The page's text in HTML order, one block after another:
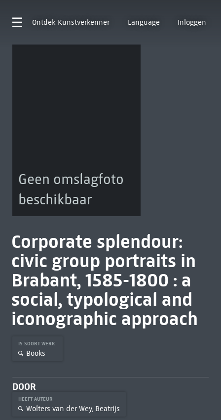
Ontdek Kunstverkenner Language Inloggen
Geen omslagfoto
beschikbaar
Corporate splendour:
civic group portraits in
Brabant, 1585-1800 : a
social, typological and
iconographic approach
IS SOORT WERK
Books
DOOR
HEEFT AUTEUR
Wolters van der Wey, Beatrijs